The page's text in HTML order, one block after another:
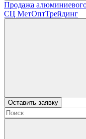
Продажа
СЦ МетОптТрейдинг
Оставить заявку